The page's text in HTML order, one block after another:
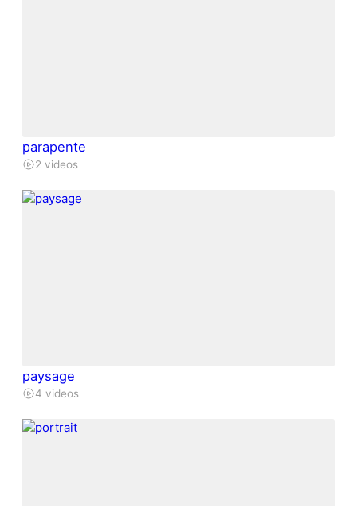
parapente
2 videos
paysage
4 videos